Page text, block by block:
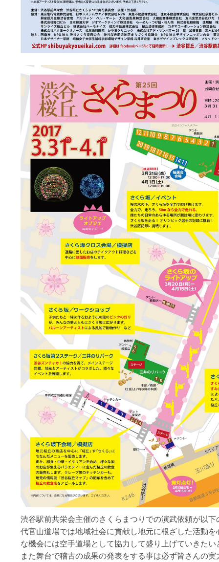
渋谷駅前共栄会主催のさくらまつりでの演武依頼が以
代官山道場では地域社会に貢献し地元に根ざした活動
な機会には空手道場として協力して盛り上げていきた
また舞台で稽古の成果の発表をする事は必ず皆さんの